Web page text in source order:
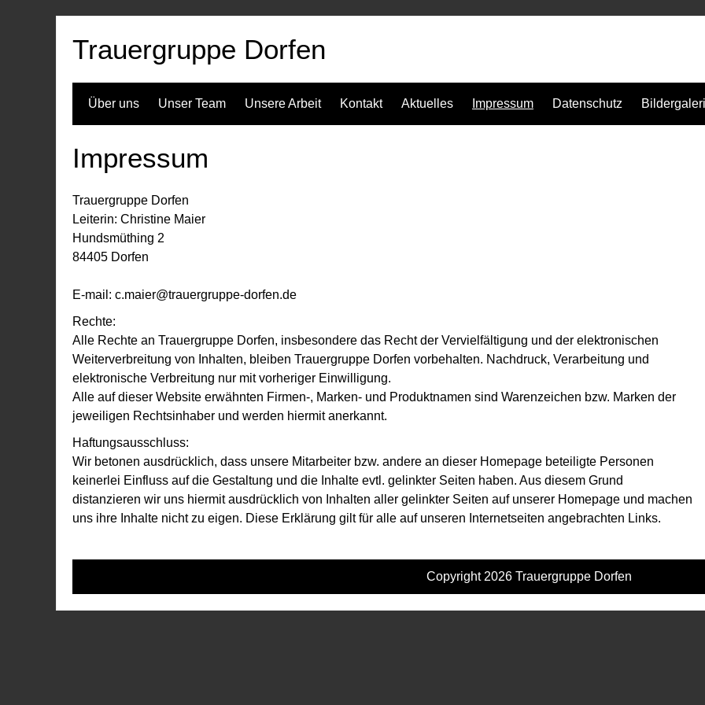
Trauergruppe Dorfen
Über uns Unser Team Unsere Arbeit Kontakt Aktuelles Impressum Datenschutz
Impressum
Trauergruppe Dorfen
Leiterin: Christine Maier
Hundsmüthing 2
84405 Dorfen
E-mail: c.maier@trauergruppe-dorfen.de
Rechte:
Alle Rechte an Trauergruppe Dorfen, insbesondere das Recht der Vervielfältigung und der elektronischen
Weiterverbreitung von Inhalten, bleiben Trauergruppe Dorfen vorbehalten. Nachdruck, Verarbeitung und
elektronische Verbreitung nur mit vorheriger Einwilligung.
Alle auf dieser Website erwähnten Firmen-, Marken- und Produktnamen sind Warenzeichen bzw. Marken der
jeweiligen Rechtsinhaber und werden hiermit anerkannt.
Haftungsausschluss:
Wir betonen ausdrücklich, dass unsere Mitarbeiter bzw. andere an dieser Homepage beteiligte Personen
keinerlei Einfluss auf die Gestaltung und die Inhalte evtl. gelinkter Seiten haben. Aus diesem Grund
distanzieren wir uns hiermit ausdrücklich von Inhalten aller gelinkter Seiten auf unserer Homepage und machen
uns ihre Inhalte nicht zu eigen. Diese Erklärung gilt für alle auf unseren Internetseiten angebrachten Links.
Copyright 2026 Trauergruppe Dorfen